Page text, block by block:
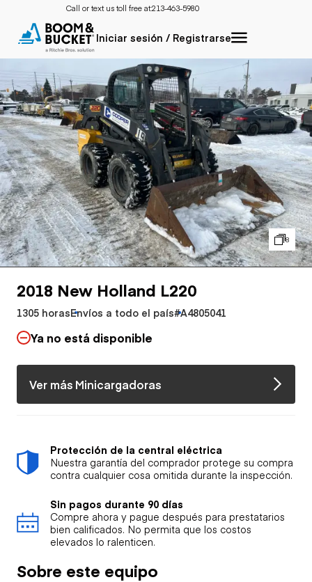
Call or text us toll free at:213-463-5980
Iniciar sesión / Registrarse
8
2018 New Holland L220
1305 horasEnvíos a todo el país#A4805041
Ya no está disponible
Ver más Minicargadoras
Protección de la central eléctrica
Nuestra garantía del comprador protege su compra
contra cualquier cosa omitida durante la inspección.
Sin pagos durante 90 días
Compre ahora y pague después para prestatarios
bien calificados. No permita que los costos
elevados lo ralenticen.
Sobre este equipo